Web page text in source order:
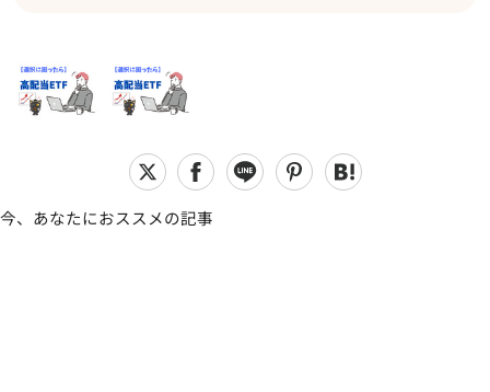
今、あなたにおススメの記事